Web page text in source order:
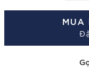
MUA